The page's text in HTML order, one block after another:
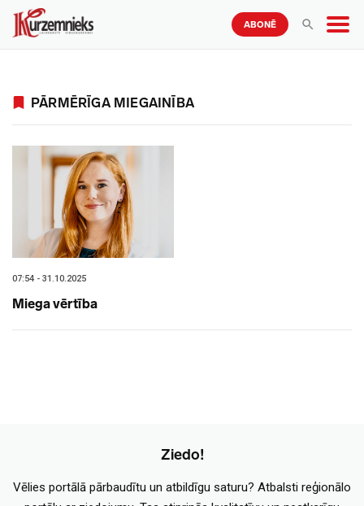
ABONĒ
PĀRMĒRĪGA MIEGAINĪBA
07:54 - 31.10.2025
Miega vērtība
Ziedo!
Vēlies portālā pārbaudītu un atbildīgu saturu? Atbalsti reģionālo